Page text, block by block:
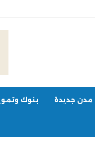
مدن جديدة بنوك